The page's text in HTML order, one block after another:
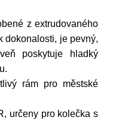
z extrudovaného
dokonalosti, je pevný,
poskytuje hladký
rám pro městské
určeny pro kolečka s